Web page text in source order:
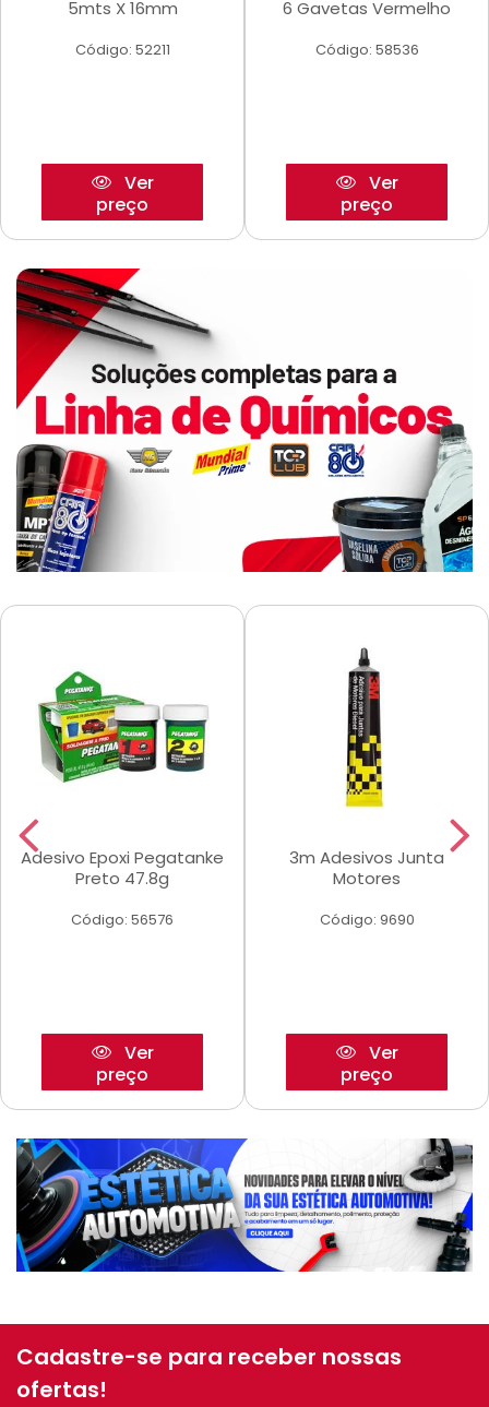
5mts X 16mm
Código: 52211
Ver
preço
6 Gavetas Vermelho
Código: 58536
Ver
preço
Adesivo Epoxi Pegatanke
Preto 47.8g
Código: 56576
Ver
preço
3m Adesivos Junta
Motores
Código: 9690
Ver
preço
Cadastre-se para receber nossas
ofertas!